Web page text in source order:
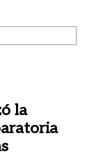
la